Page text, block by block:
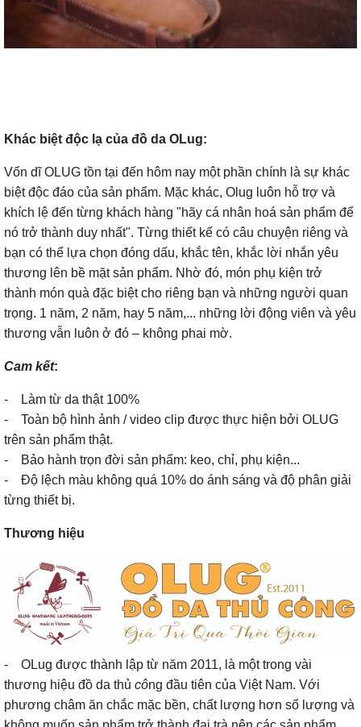
Khác biệt độc lạ của đồ da OLug:
Vốn dĩ OLUG tồn tại đến hôm nay một phần chính là sự khác
biệt độc đáo của sản phẩm. Mặc khác, Olug luôn hỗ trợ và
khích lệ đến từng khách hàng "hãy cá nhân hoá sản phẩm để
nó trở thành duy nhất". Từng thiết kế có câu chuyện riêng và
bạn có thể lựa chọn đóng dấu, khắc tên, khắc lời nhắn yêu
thương lên bề mặt sản phẩm. Nhờ đó, món phụ kiện trở
thành món quà đặc biệt cho riêng bạn và những người quan
trọng. 1 năm, 2 năm, hay 5 năm,... những lời động viên và yêu
thương vẫn luôn ở đó – không phai mờ.
Cam kết:
- Làm từ da thật 100%
- Toàn bộ hình ảnh / video clip được thực hiện bởi OLUG
trên sản phẩm thật.
- Bảo hành trọn đời sản phẩm: keo, chỉ, phụ kiện...
- Độ lệch màu không quá 10% do ánh sáng và độ phân giải
từng thiết bị.
Thương hiệu
- OLug được thành lập từ năm 2011, là một trong vài
thương hiệu đồ da thủ công đầu tiên của Việt Nam. Với
phương châm ăn chắc mặc bền, chất lượng hơn số lượng và